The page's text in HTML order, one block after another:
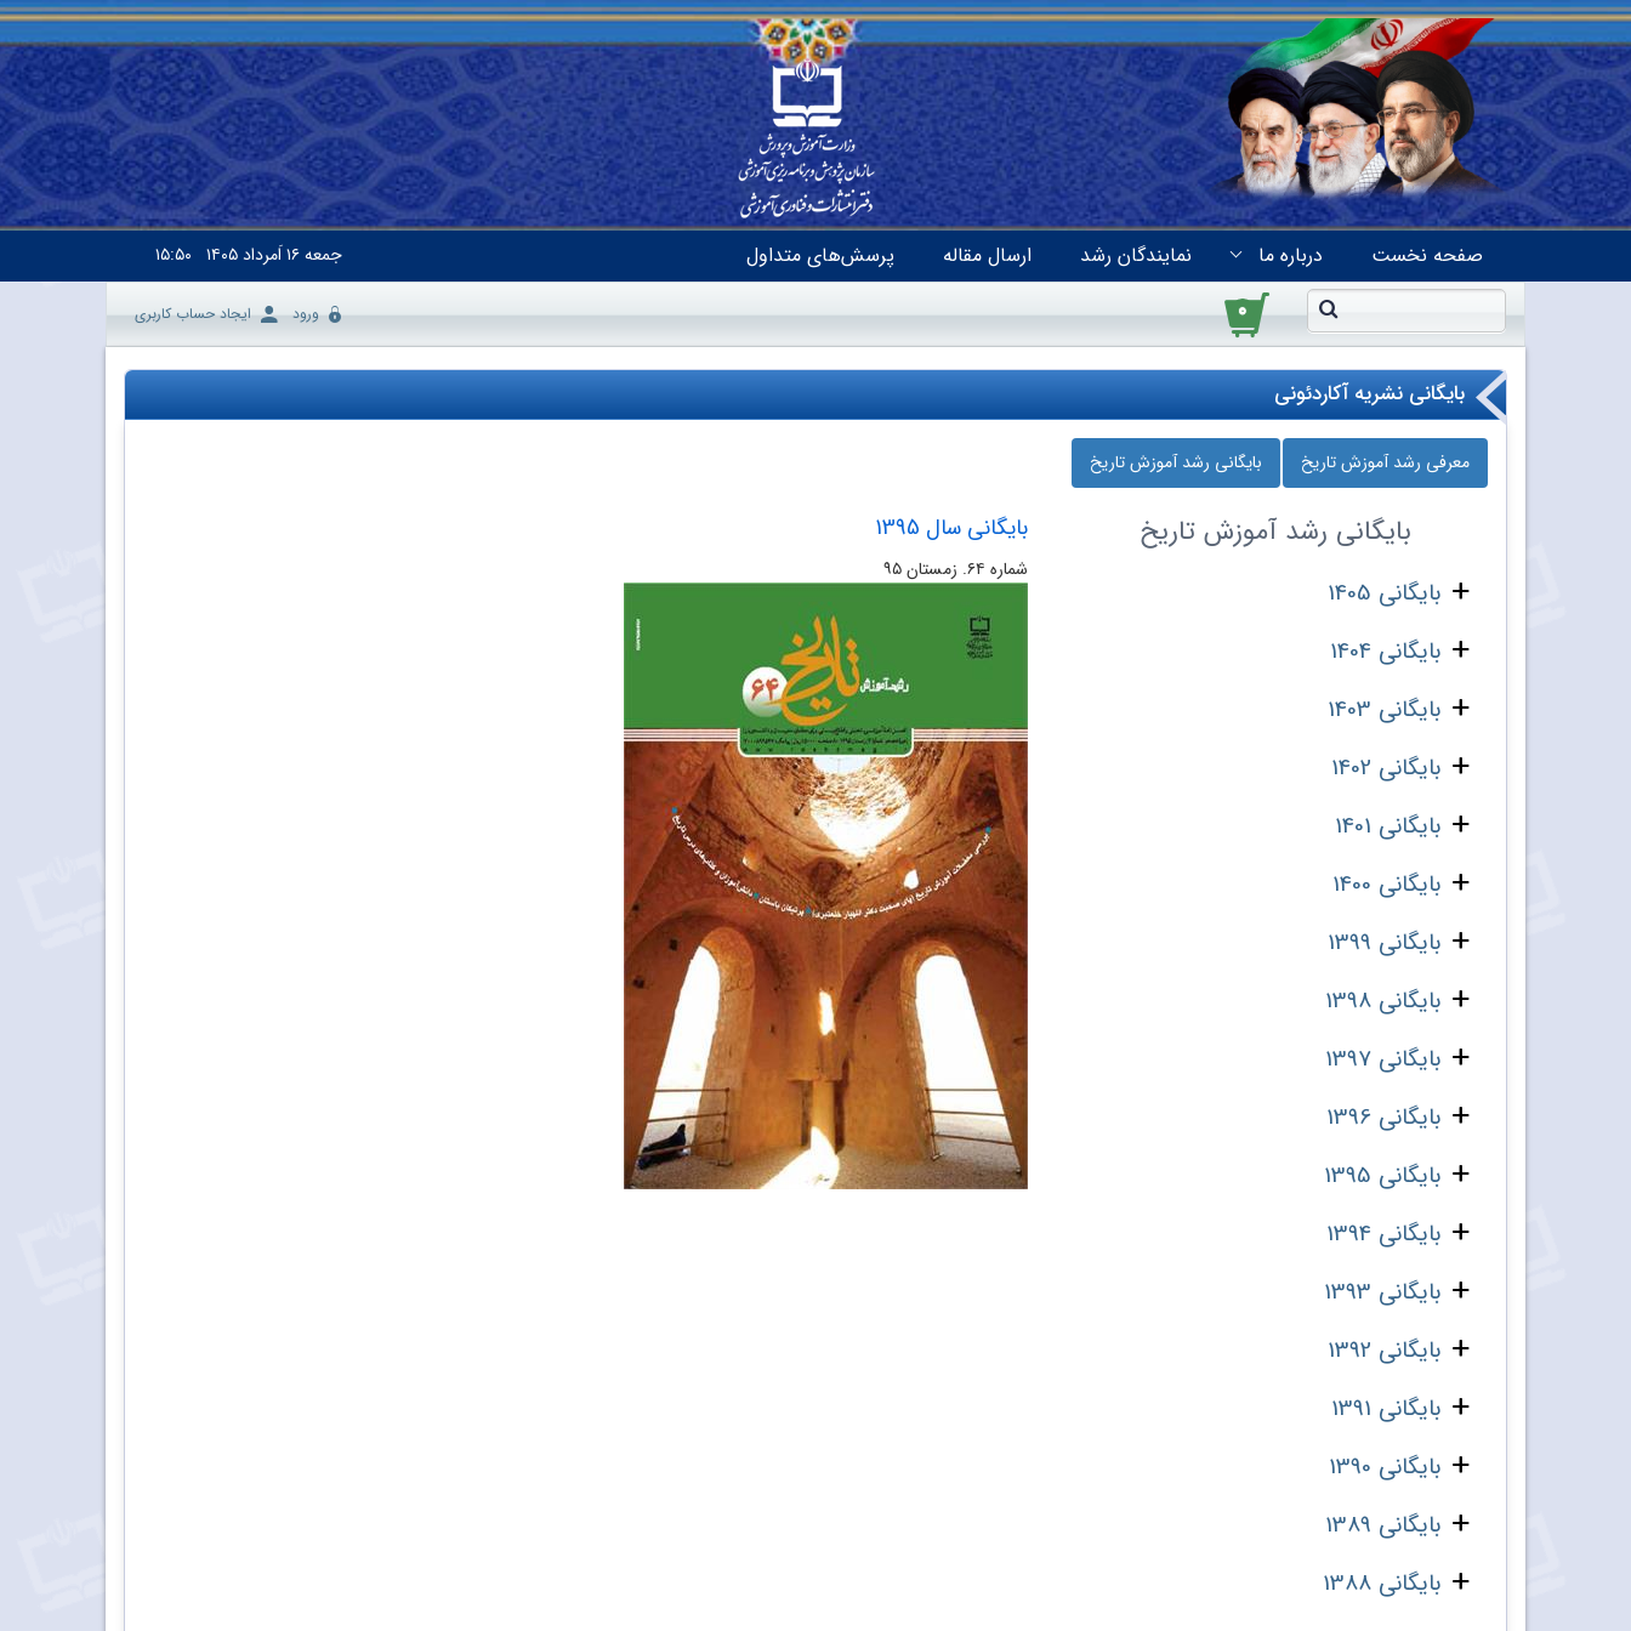
صفحه نخست درباره ما نمایندگان رشد ارسال مقاله پرسش‌های متداول جمعه۱۶ اَمرداد ۱۴۰۵ ۱۵:۵۰
۰ ورود ایجاد حساب کاربری
بایگانی نشریه آکاردئونی
معرفی رشد آموزش تاریخ بایگانی رشد آموزش تاریخ
بایگانی رشد آموزش تاریخ
بایگانی 1405
بایگانی 1404
بایگانی 1403
بایگانی 1402
بایگانی 1401
بایگانی 1400
بایگانی 1399
بایگانی 1398
بایگانی 1397
بایگانی 1396
بایگانی 1395
بایگانی 1394
بایگانی 1393
بایگانی 1392
بایگانی 1391
بایگانی 1390
بایگانی 1389
بایگانی 1388
بایگانی سال 1395
شماره ۶۴. زمستان ۹۵